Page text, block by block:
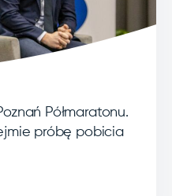
Półmaratonu.
próbę pobicia